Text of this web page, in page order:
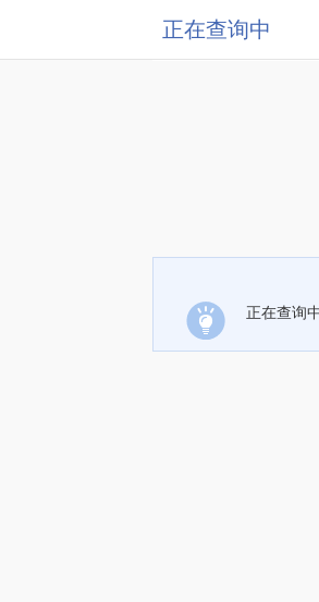
正在查询中
正在查询